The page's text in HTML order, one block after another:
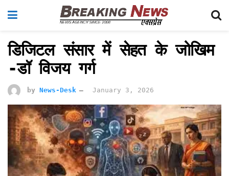
डिजिटल संसार में सेहत के जोखिम
-डॉ विजय गर्ग
by News-Desk January 3, 2026